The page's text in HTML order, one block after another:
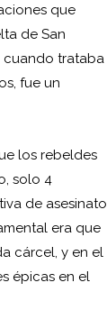
que
de San
cuando trataba
fue un
los rebeldes
solo 4
de asesinato
era que
cárcel, y en el
épicas en el